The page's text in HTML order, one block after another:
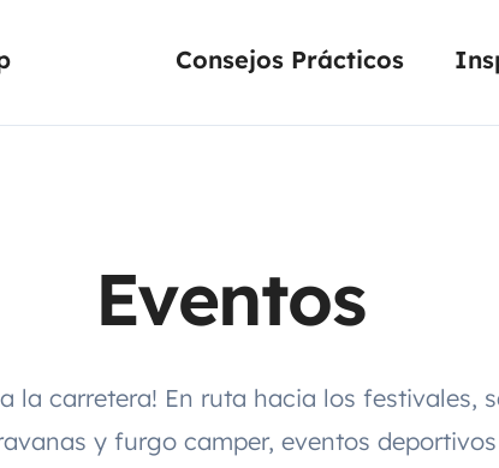
Consejos Prácticos
Eventos
la carretera! En ruta hacia los festivales,
y furgo camper, eventos